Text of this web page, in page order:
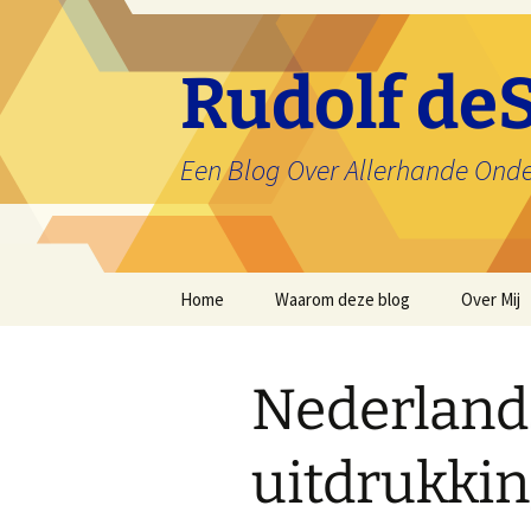
inhoud
Rudolf
Een Blog Over Allerhande
Home Waarom deze blog Over Mij